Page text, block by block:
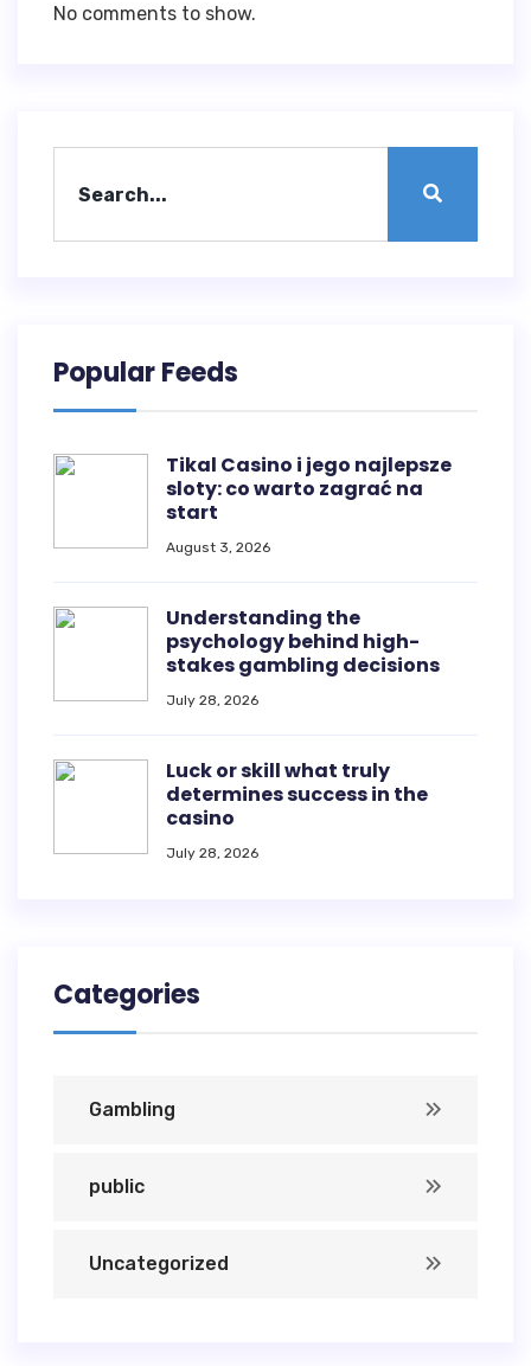
No comments to show.
Popular Feeds
Tikal Casino i jego najlepsze
sloty: co warto zagrać na
start
August 3, 2026
Understanding the
psychology behind high-
stakes gambling decisions
July 28, 2026
Luck or skill what truly
determines success in the
casino
July 28, 2026
Categories
Gambling
public
Uncategorized